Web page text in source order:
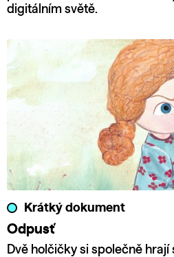
digitálním světě.
Krátký dokument
Odpusť
Dvě holčičky si společně